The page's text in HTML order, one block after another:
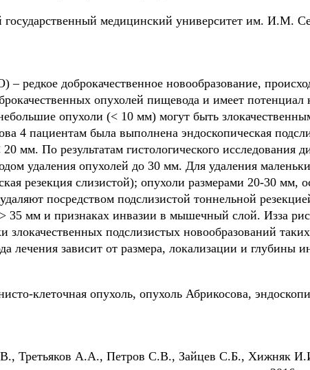
медицинский университет им. И.М.
– редкое доброкачественное новообразование,
опухолей пищевода и имеет потенциал
опухоли (< 10 мм) могут быть
пациентам была выполнена эндоскопическая
мм. По результатам гистологического исследования
удаления опухолей до 30 мм. Для удаления
резекция слизистой); опухоли размерами 20-30 мм,
посредством подслизистой тоннельной
35 мм и признаках инвазии в мышечный слой. Из­за
злокачественных подслизистых новообразований
лечения зависит от размера, локализации и глубины
клеточная опухоль, опухоль Абрикосова,
Третьяков А.А., Петров С.В., Зайцев С.Б., Хижняк